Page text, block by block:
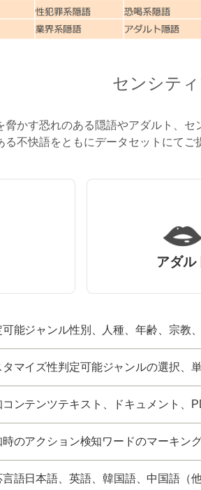
センシテ
脅かす恐れのある隠語やアダルト、
る不快語をともにデータセットにて
アダル
可能ジャンル性別、人種、年齢、宗教
タマイズ性判定可能ジャンルの選択、
コンテンツテキスト、ドキュメント、
時のアクション検知ワードのマーキン
言語日本語、英語、韓国語、中国語（